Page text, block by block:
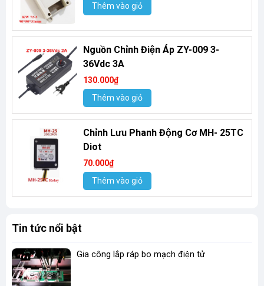
Thêm vào giỏ
Nguồn Chỉnh Điện Áp ZY-009 3-
36Vdc 3A
130.000₫
Thêm vào giỏ
Chỉnh Lưu Phanh Động Cơ MH- 25TC
Diot
70.000₫
Thêm vào giỏ
Tin tức nổi bật
Gia công lắp ráp bo mạch điện tử